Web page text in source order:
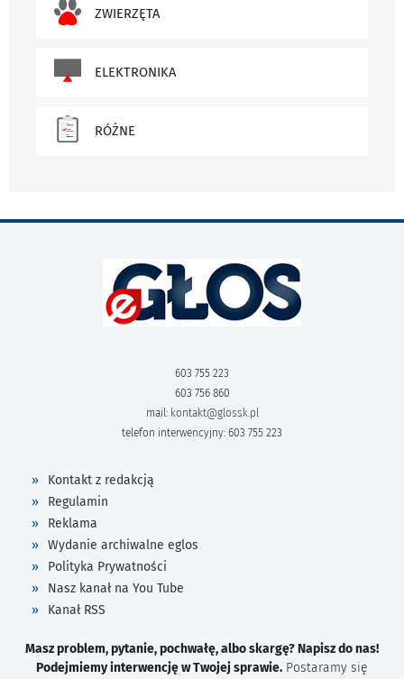
ZWIERZĘTA
ELEKTRONIKA
RÓŻNE
603 755 223
603 756 860
mail: kontakt@glossk.pl
telefon interwencyjny: 603 755 223
Kontakt z redakcją
Regulamin
Reklama
Wydanie archiwalne eglos
Polityka Prywatności
Nasz kanał na You Tube
Kanał RSS
Masz problem, pytanie, pochwałę, albo skargę? Napisz do nas!
Podejmiemy interwencję w Twojej sprawie. Postaramy się